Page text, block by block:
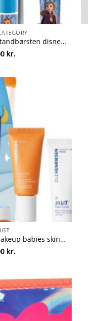
Braun oral-b kids el-tandbørsten disney frozen 2 blå
kr.
Ole henriksen pre-makeup babies skincare prep set – 4 dele
kr.